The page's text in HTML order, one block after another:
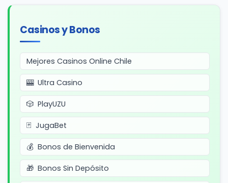
Casinos y Bonos
Mejores Casinos Online Chile
Ultra Casino
PlayUZU
JugaBet
Bonos de Bienvenida
Bonos Sin Depósito